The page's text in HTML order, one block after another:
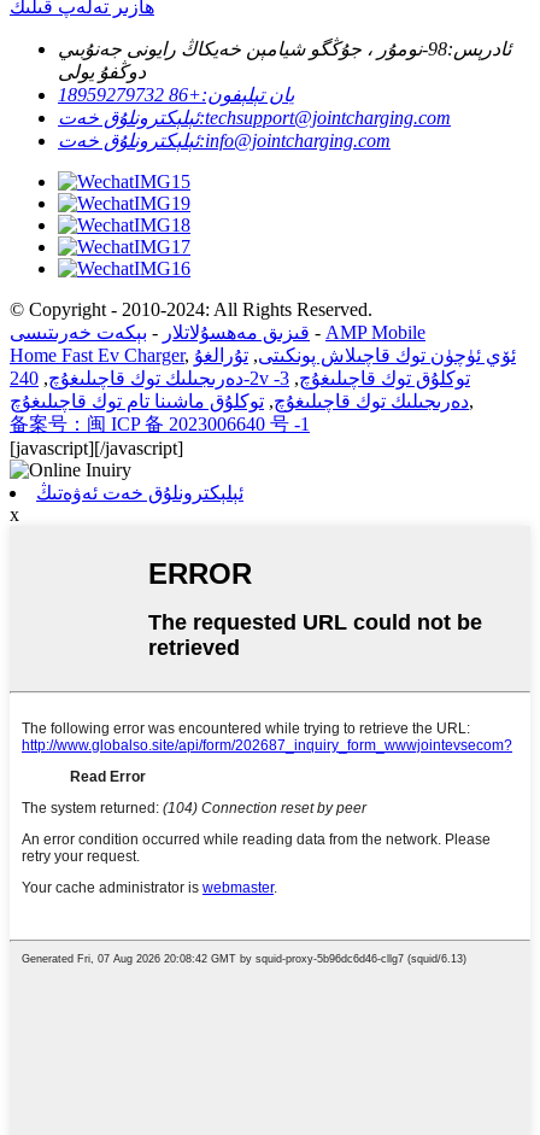
ھازىر تەلەپ قىلىڭ
ئادرېس:
98-نومۇر ، جۇڭگو شيامېن خەيكاڭ رايونى جەنۇبىي
دوڭفۇ يولى
يان تېلېفون:+86 18959279732
ئېلېكترونلۇق خەت:techsupport@jointcharging.com
ئېلېكترونلۇق خەت:info@jointcharging.com
© Copyright - 2010-2024: All Rights Reserved.
قىزىق مەھسۇلاتلار - بېكەت خەرىتىسى - AMP Mobile
Home Fast Ev Charger, ئۆي ئۈچۈن توك قاچىلاش پونكىتى, تۇرالغۇ
2-دەرىجىلىك توك قاچىلىغۇچ
, 240v توكلۇق توك قاچىلىغۇچ,
3-
دەرىجىلىك توك قاچىلىغۇچ, توكلۇق ماشىنا تام توك قاچىلىغۇچ
,
备案号：闽 ICP 备 2023006640 号 -1
[javascript][/javascript]
ئېلېكترونلۇق خەت ئەۋەتىڭ
x